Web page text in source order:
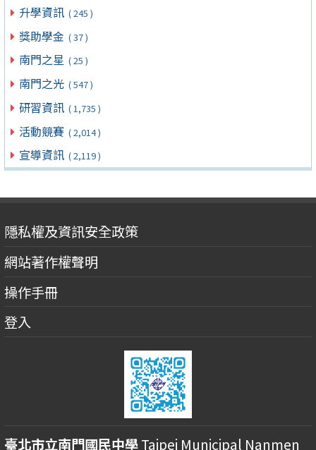
升學資訊 ( 245 )
獎助學金 ( 37 )
南門之星 ( 25 )
南門之光 ( 547 )
研習資訊 ( 1,735 )
活動競賽 ( 2,014 )
宣導資訊 ( 2,119 )
隱私權及資訊安全政策
網站著作權聲明
操作手冊
登入
臺北市立南門國民中學Taipei Municipal Nanmen